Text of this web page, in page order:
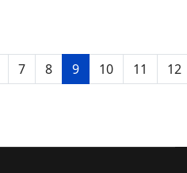
7 8 9 10 11 12